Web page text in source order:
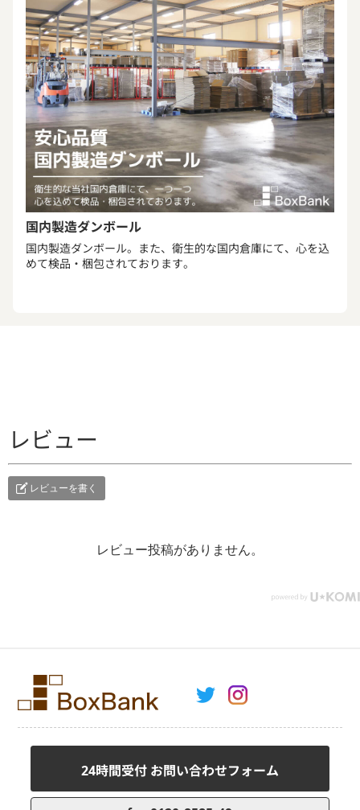
国内製造ダンボール
国内製造ダンボール。また、衛生的な国内倉庫にて、心を込
めて検品・梱包されております。
レビュー
レビューを書く
レビュー投稿がありません。
24時間受付 お問い合わせフォーム